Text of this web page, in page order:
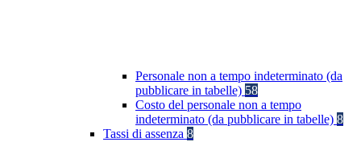
Personale non a tempo indeterminato (da
pubblicare in tabelle) 58
Costo del personale non a tempo
indeterminato (da pubblicare in tabelle) 8
Tassi di assenza 8